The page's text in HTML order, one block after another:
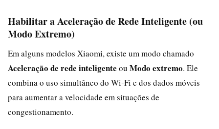
Habilitar a Aceleração de Rede Inteligente (ou
Modo Extremo)
Em alguns modelos Xiaomi, existe um modo chamado
Aceleração de rede inteligente ou Modo extremo. Ele
combina o uso simultâneo do Wi‑Fi e dos dados móveis
para aumentar a velocidade em situações de
congestionamento.